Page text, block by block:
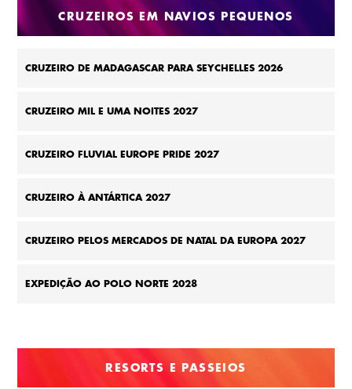
CRUZEIROS EM NAVIOS PEQUENOS
CRUZEIRO DE MADAGASCAR PARA SEYCHELLES 2026
CRUZEIRO MIL E UMA NOITES 2027
CRUZEIRO FLUVIAL EUROPE PRIDE 2027
CRUZEIRO À ANTÁRTICA 2027
CRUZEIRO PELOS MERCADOS DE NATAL DA EUROPA 2027
EXPEDIÇÃO AO POLO NORTE 2028
RESORTS E PASSEIOS